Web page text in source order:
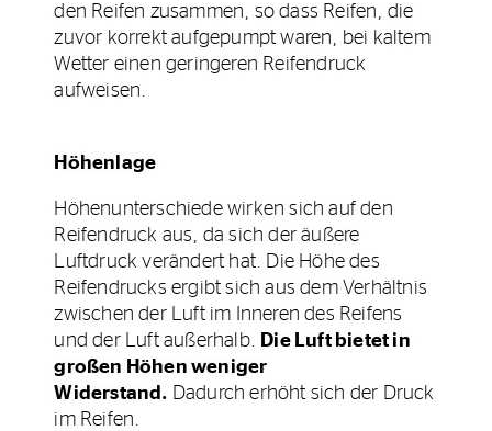
den Reifen zusammen, so dass Reifen, die
zuvor korrekt aufgepumpt waren, bei kaltem
Wetter einen geringeren Reifendruck
aufweisen.
Höhenlage
Höhenunterschiede wirken sich auf den
Reifendruck aus, da sich der äußere
Luftdruck verändert hat. Die Höhe des
Reifendrucks ergibt sich aus dem Verhältnis
zwischen der Luft im Inneren des Reifens
und der Luft außerhalb.
Die Luft bietet in
großen Höhen weniger
Widerstand. Dadurch erhöht sich der Druck
im Reifen.